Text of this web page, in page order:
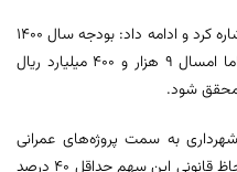
بهترین به رشد بودجه شهرداری بیرجند اشاره کرد و ادامه داد: بودجه سال ۱۴۰۰
شهرداری ۲هزار و ۶۰۰ میلیارد ریال بود اما امسال ۹ هزار و ۴۰۰ میلیارد ریال
محقق شود.
۵۴ درصد بودجه شهرداری به سمت پروژه‌های عمرانی